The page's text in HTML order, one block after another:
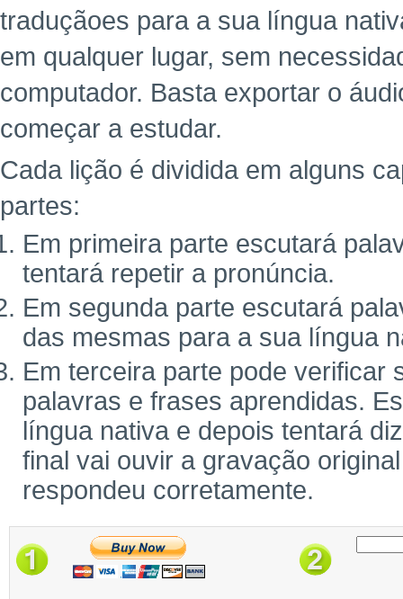
traduçãoes para a sua língua
em qualquer lugar, sem
computador. Basta exportar o
começar a estudar.
Cada lição é dividida em alguns
partes:
Em primeira parte escutará
tentará repetir a pronúncia.
Em segunda parte escutará
das mesmas para a sua língua
Em terceira parte pode verificar
palavras e frases aprendidas.
língua nativa e depois tentará
final vai ouvir a gravação
respondeu corretamente.